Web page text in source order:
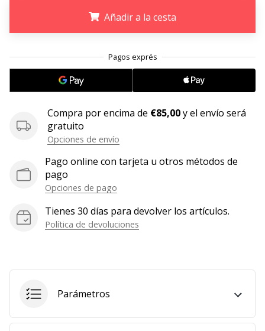
queremos
nuestro
Mostrar
todos
artículos
Añadir a la cesta
Compra por encima de €85,00y el envío será
gratuito
Opciones de envío
Pago online con tarjeta u otros métodos de
pago
Opciones de pago
Tienes 30 días para devolver los artículos.
Política de devoluciones
Parámetros